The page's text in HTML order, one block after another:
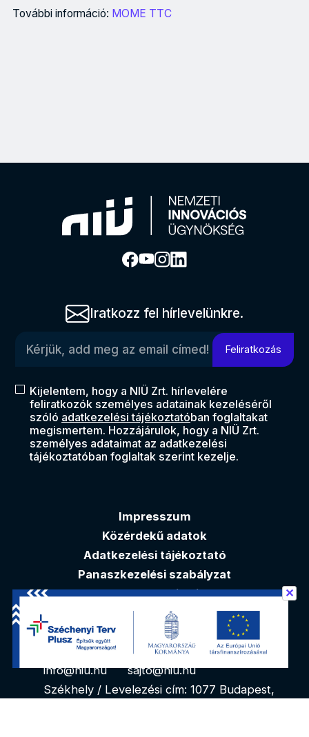
További információ: MOME TTC
Iratkozz fel hírlevelünkre.
Feliratkozás
Kijelentem, hogy a NIÜ Zrt. hírlevelére
feliratkozók személyes adatainak kezeléséről
szóló adatkezelési tájékoztatóban foglaltakat
megismertem. Hozzájárulok, hogy a NIÜ Zrt.
személyes adataimat az adatkezelési
tájékoztatóban foglaltak szerint kezelje.
Impresszum
Közérdekű adatok
Adatkezelési tájékoztató
Panaszkezelési szabályzat
Akadálymentesítési nyilatkozat
Elérhetőségek
info@niu.hu
sajto@niu.hu
Székhely / Levelezési cím: 1077 Budapest,
✕